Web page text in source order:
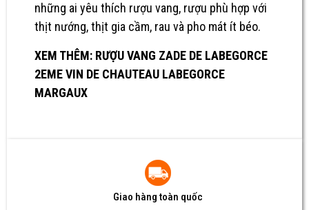
những ai yêu thích rượu vang, rượu phù hợp với
thịt nướng, thịt gia cầm, rau và pho mát ít béo.
XEM THÊM: RƯỢU VANG ZADE DE LABEGORCE
2EME VIN DE CHAUTEAU LABEGORCE
MARGAUX
Giao hàng toàn quốc